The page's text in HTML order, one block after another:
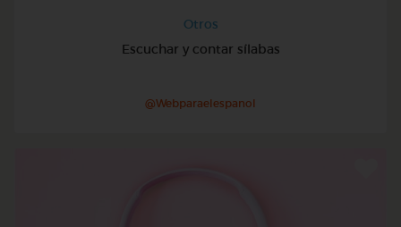
Otros
Escuchar y contar sílabas
@Webparaelespanol